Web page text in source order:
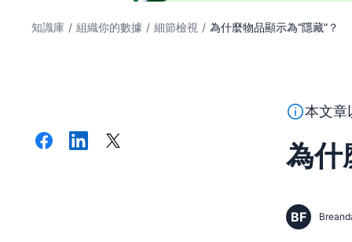
知識庫 / 組織你的數據 / 細節檢視 / 為什麼物品顯示為“隱藏”？
本段文字
本文章
為什
BF